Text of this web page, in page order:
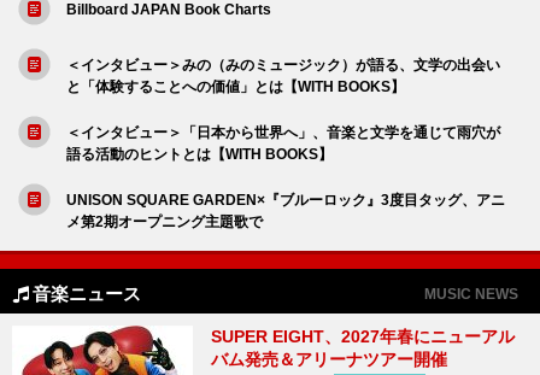
Billboard JAPAN Book Charts
＜インタビュー＞みの（みのミュージック）が語る、文学の出会い
と「体験することへの価値」とは【WITH BOOKS】
＜インタビュー＞「日本から世界へ」、音楽と文学を通じて雨穴が
語る活動のヒントとは【WITH BOOKS】
UNISON SQUARE GARDEN×『ブルーロック』3度目タッグ、アニ
メ第2期オープニング主題歌で
音楽ニュース MUSIC NEWS
SUPER EIGHT、2027年春にニューアル
バム発売＆アリーナツアー開催